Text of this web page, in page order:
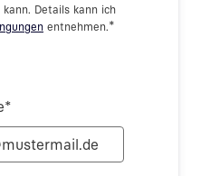
Details kann ich
entnehmen.*
*